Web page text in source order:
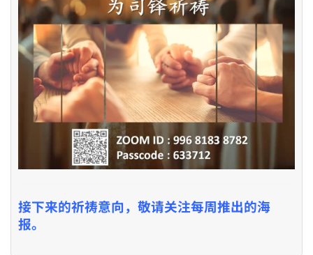
接下来的祈祷意向，敬请关注每周推出的海
报。